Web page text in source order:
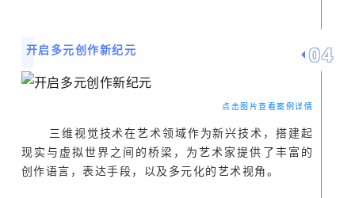
开启多元创作新纪元 04
点击图片查看案例详情
三维视觉技术在艺术领域作为新兴技术，搭建起
现实与虚拟世界之间的桥梁，为艺术家提供了丰富的
创作语言，表达手段，以及多元化的艺术视角。